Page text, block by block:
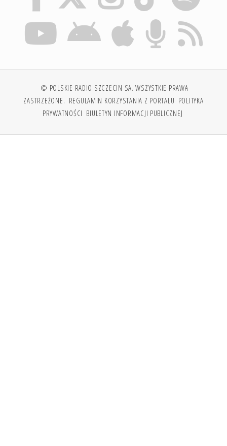
© POLSKIE RADIO SZCZECIN SA. WSZYSTKIE PRAWA
ZASTRZEŻONE. REGULAMIN KORZYSTANIA Z PORTALU POLITYKA
PRYWATNOŚCI BIULETYN INFORMACJI PUBLICZNEJ